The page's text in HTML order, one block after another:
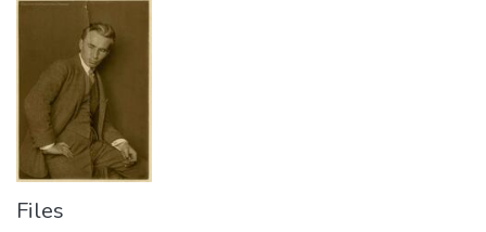
About us
Files